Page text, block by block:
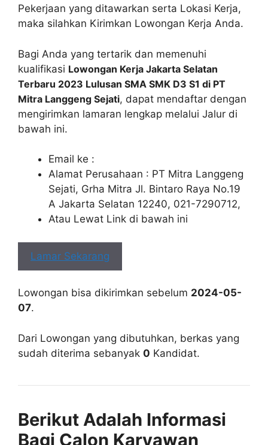
Pekerjaan yang ditawarkan serta Lokasi Kerja,
maka silahkan Kirimkan Lowongan Kerja Anda.
Bagi Anda yang tertarik dan memenuhi
kualifikasi Lowongan Kerja Jakarta Selatan
Terbaru 2023 Lulusan SMA SMK D3 S1 di PT
Mitra Langgeng Sejati, dapat mendaftar dengan
mengirimkan lamaran lengkap melalui Jalur di
bawah ini.
Email ke :
Alamat Perusahaan : PT Mitra Langgeng
Sejati, Grha Mitra Jl. Bintaro Raya No.19
A Jakarta Selatan 12240, 021-7290712,
Atau Lewat Link di bawah ini
Lamar Sekarang
Lowongan bisa dikirimkan sebelum 2024-05-
07.
Dari Lowongan yang dibutuhkan, berkas yang
sudah diterima sebanyak 0 Kandidat.
Berikut Adalah Informasi
Bagi Calon Karyawan